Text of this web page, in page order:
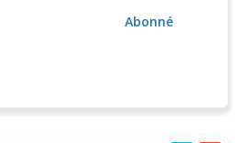
Abonné